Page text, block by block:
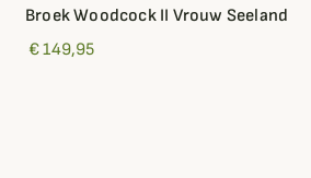
Broek Woodcock II Vrouw Seeland
€ 149,95